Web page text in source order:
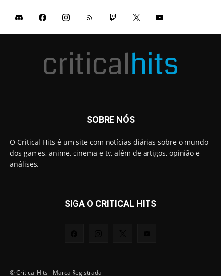
SOBRE NÓS
O Critical Hits é um site com notícias diárias sobre o mundo
dos games, anime, cinema e tv, além de artigos, opinião e
análises.
SIGA O CRITICAL HITS
© Critical Hits - Marca Registrada